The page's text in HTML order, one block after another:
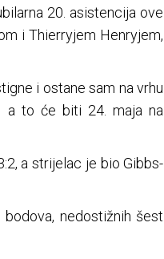
20. asistencija ove
i Thierryjem Henryjem,
i ostane sam na vrhu
a to će biti 24. maja na
a strijelac je bio Gibbs-
nedostižnih šest